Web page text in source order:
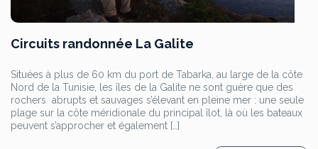
Circuits randonnée La Galite
Situées à plus de 60 km du port de Tabarka, au large de la côte
Nord de la Tunisie, les îles de la Galite ne sont guère que des
rochers abrupts et sauvages s’élevant en pleine mer : une seule
plage sur la côte méridionale du principal îlot, là où les bateaux
peuvent s’approcher et également […]